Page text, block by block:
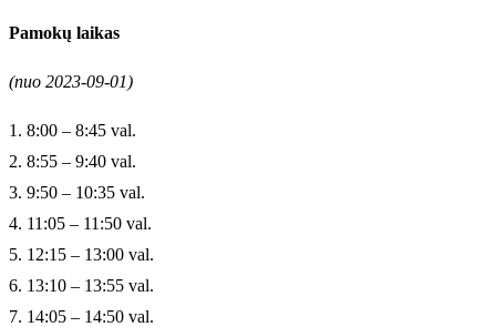
Pamokų laikas
(nuo 2023-09-01)
1. 8:00 – 8:45 val.
2. 8:55 – 9:40 val.
3. 9:50 – 10:35 val.
4. 11:05 – 11:50 val.
5. 12:15 – 13:00 val.
6. 13:10 – 13:55 val.
7. 14:05 – 14:50 val.